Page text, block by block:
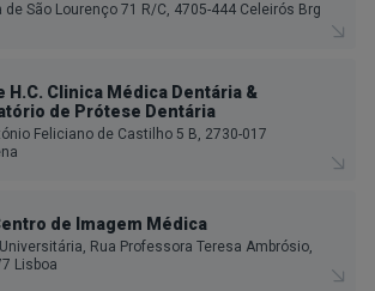
de São Lourenço 71 R/C, 4705-444 Celeirós Brg
H.C. Clinica Médica Dentária &
de Prótese Dentária
Feliciano de Castilho 5 B, 2730-017
de Imagem Médica
Rua Professora Teresa Ambrósio,
Lisboa